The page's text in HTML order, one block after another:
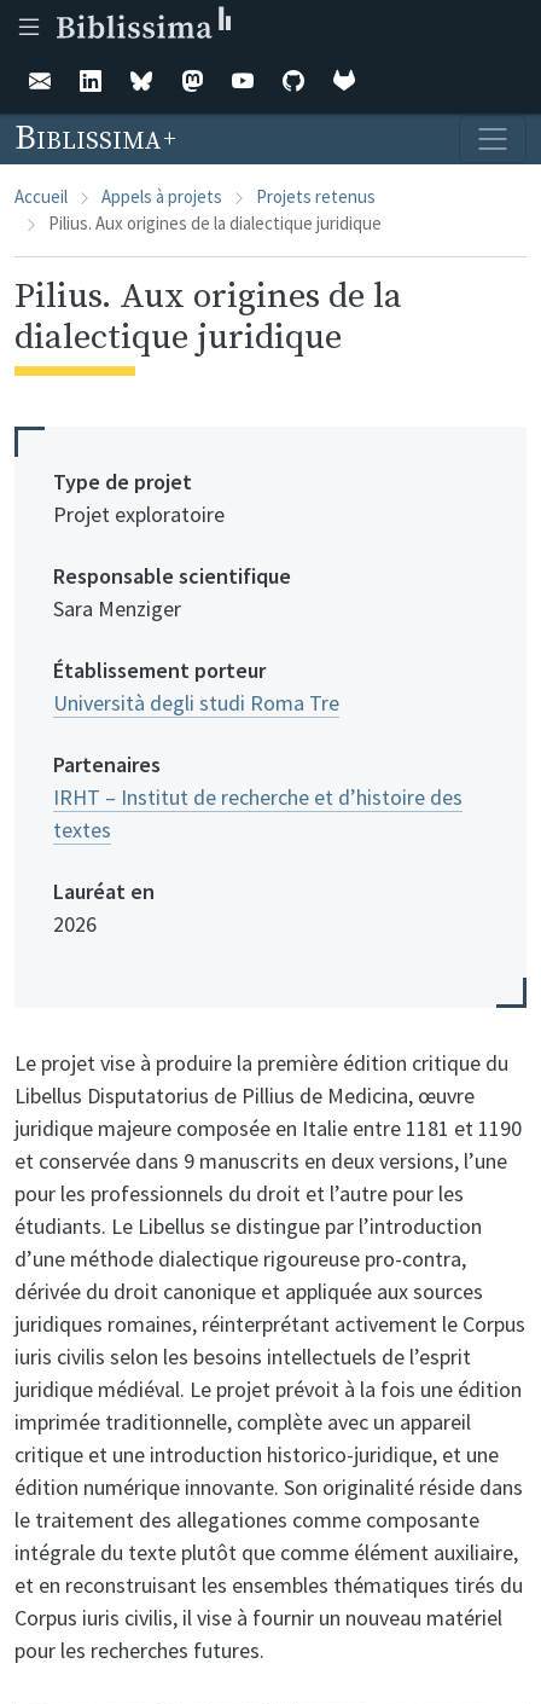
Biblissima
Accueil Appels à projets
Projets retenus
Pilius. Aux origines de la dialectique juridique
Pilius. Aux origines de la
dialectique juridique
Type de projet
Projet exploratoire
Responsable scientifique
Sara Menziger
Établissement porteur
Università degli studi Roma Tre
Partenaires
IRHT – Institut de recherche et d’histoire des
textes
Lauréat en
2026
Le projet vise à produire la première édition critique du
Libellus Disputatorius de Pillius de Medicina, œuvre
juridique majeure composée en Italie entre 1181 et 1190
et conservée dans 9 manuscrits en deux versions, l’une
pour les professionnels du droit et l’autre pour les
étudiants. Le Libellus se distingue par l’introduction
d’une méthode dialectique rigoureuse pro-contra,
dérivée du droit canonique et appliquée aux sources
juridiques romaines, réinterprétant activement le Corpus
iuris civilis selon les besoins intellectuels de l’esprit
juridique médiéval. Le projet prévoit à la fois une édition
imprimée traditionnelle, complète avec un appareil
critique et une introduction historico-juridique, et une
édition numérique innovante. Son originalité réside dans
le traitement des allegationes comme composante
intégrale du texte plutôt que comme élément auxiliaire,
et en reconstruisant les ensembles thématiques tirés du
Corpus iuris civilis, il vise à fournir un nouveau matériel
pour les recherches futures.